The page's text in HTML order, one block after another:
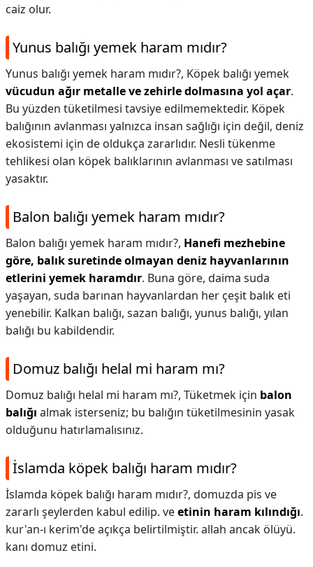
caiz olur.
Yunus balığı yemek haram mıdır?
Yunus balığı yemek haram mıdır?, Köpek balığı yemek
vücudun ağır metalle ve zehirle dolmasına yol açar.
Bu yüzden tüketilmesi tavsiye edilmemektedir. Köpek
balığının avlanması yalnızca insan sağlığı için değil, deniz
ekosistemi için de oldukça zararlıdır. Nesli tükenme
tehlikesi olan köpek balıklarının avlanması ve satılması
yasaktır.
Balon balığı yemek haram mıdır?
Balon balığı yemek haram mıdır?, Hanefi mezhebine
göre, balık suretinde olmayan deniz hayvanlarının
etlerini yemek haramdır. Buna göre, daima suda
yaşayan, suda barınan hayvanlardan her çeşit balık eti
yenebilir. Kalkan balığı, sazan balığı, yunus balığı, yılan
balığı bu kabildendir.
Domuz balığı helal mi haram mı?
Domuz balığı helal mi haram mı?, Tüketmek için balon
balığı almak isterseniz; bu balığın tüketilmesinin yasak
olduğunu hatırlamalısınız.
İslamda köpek balığı haram mıdır?
İslamda köpek balığı haram mıdır?, domuzda pis ve
zararlı şeylerden kabul edilip. veetinin haram kılındığı.
kur'an-ı kerim'de açıkça belirtilmiştir. allah ancak ölüyü.
kanı domuz etini.